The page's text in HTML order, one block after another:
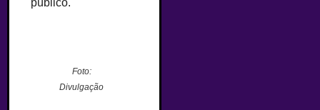
Foto:
Divulgação